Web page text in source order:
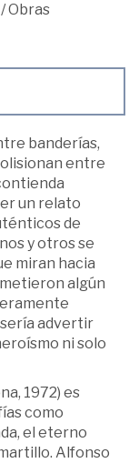
/Obras
banderías,
entre
un relato
de
y otros se
miran hacia
algún
advertir
ni solo
1972) es
como
el eterno
Alfonso